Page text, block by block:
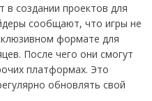
в создании проектов для
сообщают, что игры не
формате для
После чего они смогут
платформах. Это
обновлять свой